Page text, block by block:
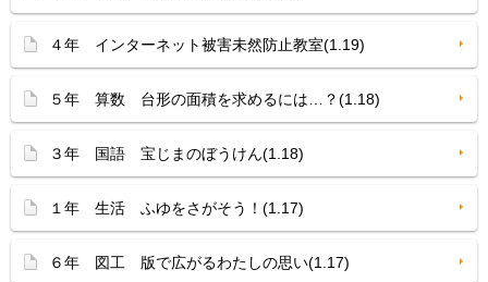
４年 インターネット被害未然防止教室(1.19)
５年 算数 台形の面積を求めるには…？(1.18)
３年 国語 宝じまのぼうけん(1.18)
１年 生活 ふゆをさがそう！(1.17)
６年 図工 版で広がるわたしの思い(1.17)